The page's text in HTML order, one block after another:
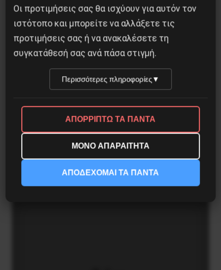
ΒΙΒΛΙΟΠΑΡΟΥΣΙΑΣΗ: “Η ΕΡΓΑΤΙΚΗ ΤΑΞΗ ΣΤΗΝ
ΕΛΛΑΔΑ. ΑΠΟ ΤΗΝ ΠΡΩΤΗ ΣΥΓΚΡΟΤΗΣΗ
ΣΤΟΥΣ ΤΑΞΙΚΟΥΣ ΑΓΩΝΕΣ ΤΟΥ
ΜΕΣΟΠΟΛΕΜΟΥ”
7 Φεβρουαρίου 2016
Οι προτιμήσεις σας θα ισχύουν για αυτόν τον
ιστότοπο και μπορείτε να αλλάξετε τις
προτιμήσεις σας ή να ανακαλέσετε τη
συγκατάθεσή σας ανά πάσα στιγμή.
Περισσότερες πληροφορίες▼
ΑΠΟΡΡΙΠΤΩ ΤΑ ΠΑΝΤΑ
ΜΟΝΟ ΑΠΑΡΑΙΤΗΤΑ
ΑΠΟΔΕΧΟΜΑΙ ΤΑ ΠΑΝΤΑ